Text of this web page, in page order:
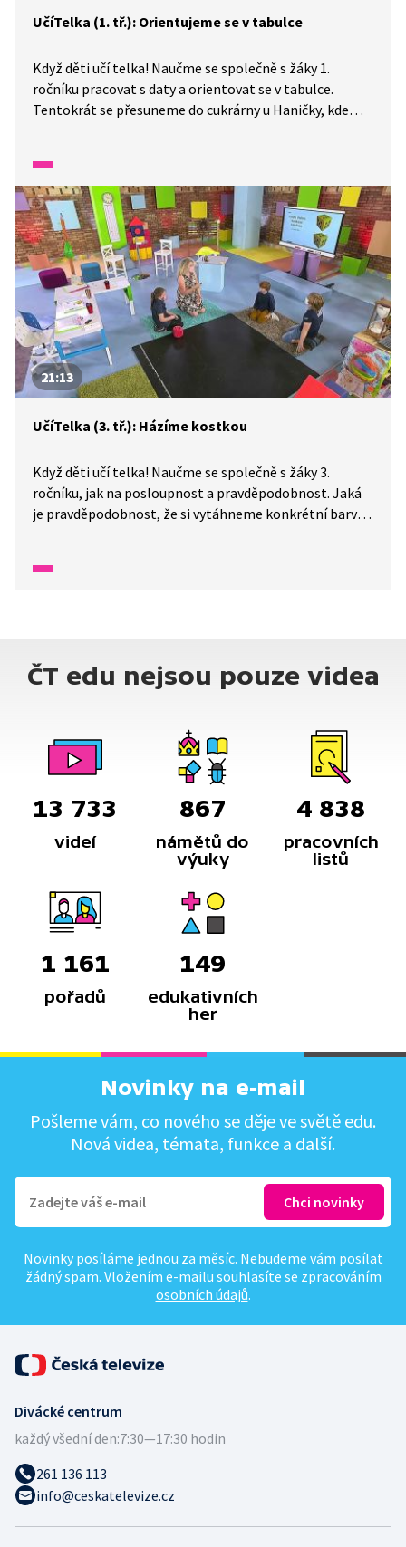
UčíTelka (1. tř.): Orientujeme se v tabulce
Když děti učí telka! Naučme se společně s žáky 1.
ročníku pracovat s daty a orientovat se v tabulce.
Tentokrát se přesuneme do cukrárny u Haničky, kde
matematickými otázkami a také zkusíme doplnit
označení sloupečků i řádků do připravené tabulky.
21:13
UčíTelka (3. tř.): Házíme kostkou
Když děti učí telka! Naučme se společně s žáky 3.
ročníku, jak na posloupnost a pravděpodobnost. Jaká
je pravděpodobnost, že si vytáhneme konkrétní barvu
padne nejčastěji?
ČT edu nejsou pouze videa
13 733
videí
867
námětů do
výuky
4 838
pracovních
listů
1 161
pořadů
149
edukativních
her
Novinky na e-mail
Pošleme vám, co nového se děje ve světě edu.
Nová videa, témata, funkce a další.
Novinky posíláme jednou za měsíc. Nebudeme vám posílat
žádný spam. Vložením e-mailu souhlasíte se zpracováním
osobních údajů.